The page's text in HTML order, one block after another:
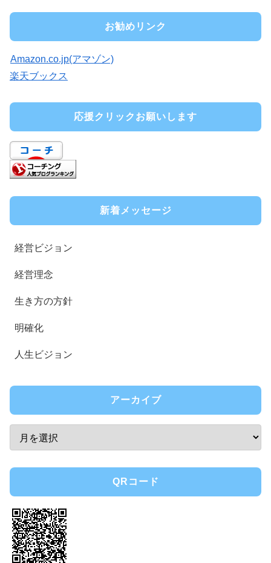
お勧めリンク
Amazon.co.jp(アマゾン)
楽天ブックス
応援クリックお願いします
新着メッセージ
経営ビジョン
経営理念
生き方の方針
明確化
人生ビジョン
アーカイブ
QRコード